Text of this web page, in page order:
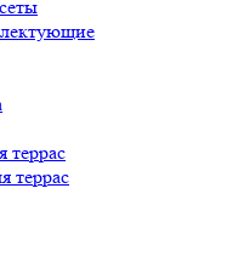
террас
террас